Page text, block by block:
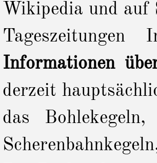
Wikipedia und auf
Informationen
derzeit
das